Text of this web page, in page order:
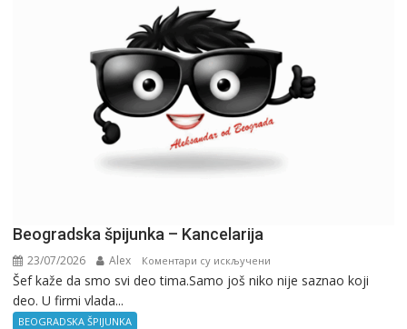
Beogradska špijunka – Kancelarija
23/07/2026 Alex Коментари су искључени
Beogradska
Šef kaže da smo svi deo tima.Samo još niko nije saznao koji
deo. U firmi vlada...
BEOGRADSKA ŠPIJUNKA